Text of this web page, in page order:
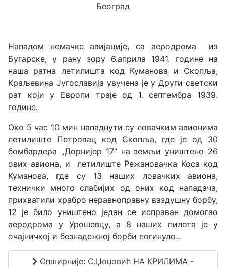
Београд
Нападом немачке авијације, са аеродрома из
Бугарске, у рану зору 6.априла 1941. године на
наша ратна летилишта код Куманова и Скопља,
Краљевина Југославија увучена је у Други светски
рат који у Европи траје од 1. септембра 1939.
године.
Око 5 час 10 мин нападнути су ловачким авионима
летилиште Петровац код Скопља, где је од 30
бомбардера „Дорнијер 17“ на земљи уништено 26
ових авиона, и летилиште Режановачка Коса код
Куманова, где су 13 наших ловачких авиона,
технички много слабијих од оних код нападача,
прихватили храбро неравноправну ваздушну борбу,
12 је било уништено један се исправан домогао
аеродрома у Урошевцу, а 8 наших пилота је у
очајничкој и безнадежној борби погинуло...
Опширније: С.Џоџовић НА КРИЛИМА -